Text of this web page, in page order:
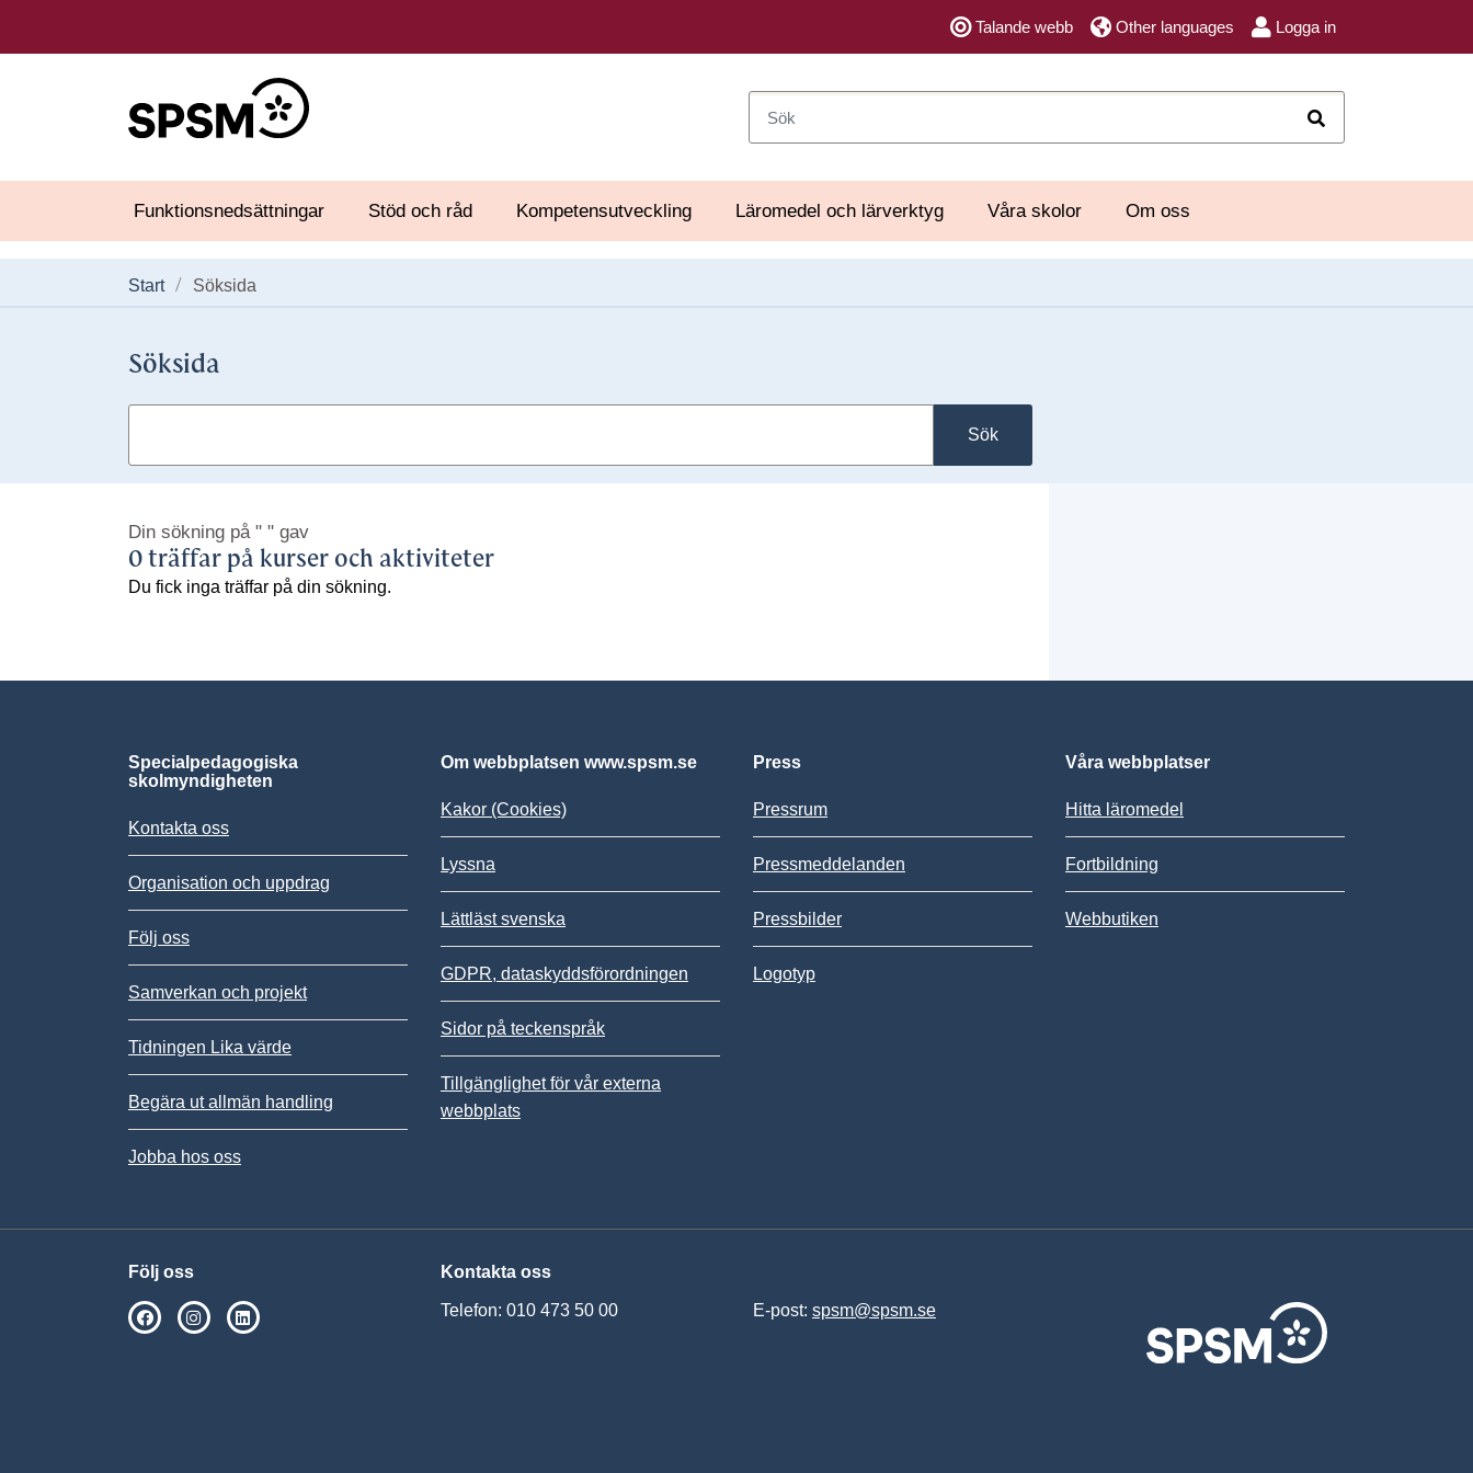
Talande webb Other languages Logga in
Funktionsnedsättningar Stöd och råd Kompetensutveckling Läromedel och lärverktyg Våra skolor Om oss
Start Söksida
Söksida
Sök
Din sökning på " " gav
0 träffar på kurser och aktiviteter
Du fick inga träffar på din sökning.
Specialpedagogiska
skolmyndigheten
Kontakta oss
Organisation och uppdrag
Följ oss
Samverkan och projekt
Tidningen Lika värde
Begära ut allmän handling
Jobba hos oss
Om webbplatsen www.spsm.se
Kakor (Cookies)
Lyssna
Lättläst svenska
GDPR, dataskyddsförordningen
Sidor på teckenspråk
Tillgänglighet för vår externa
webbplats
Press
Pressrum
Pressmeddelanden
Pressbilder
Logotyp
Våra webbplatser
Hitta läromedel
Fortbildning
Webbutiken
Följ oss
SPSM på Facebook
SPSM på Instagram
Kontakta oss
Telefon: 010 473 50 00 E-post: spsm@spsm.se